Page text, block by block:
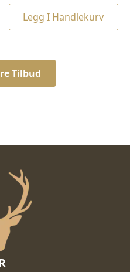
var:
kr 12.100,00.
er:
kr 9.990,00.
Legg I Handlekurv
Tilbud